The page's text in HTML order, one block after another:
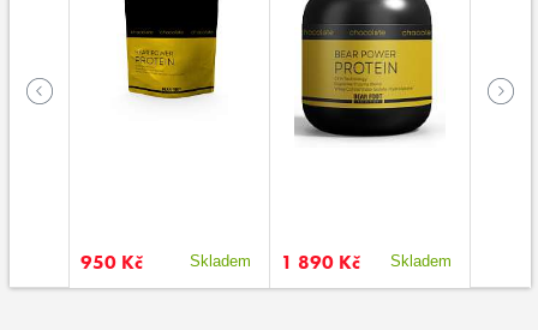
950 Kč Skladem 1 890 Kč Skladem